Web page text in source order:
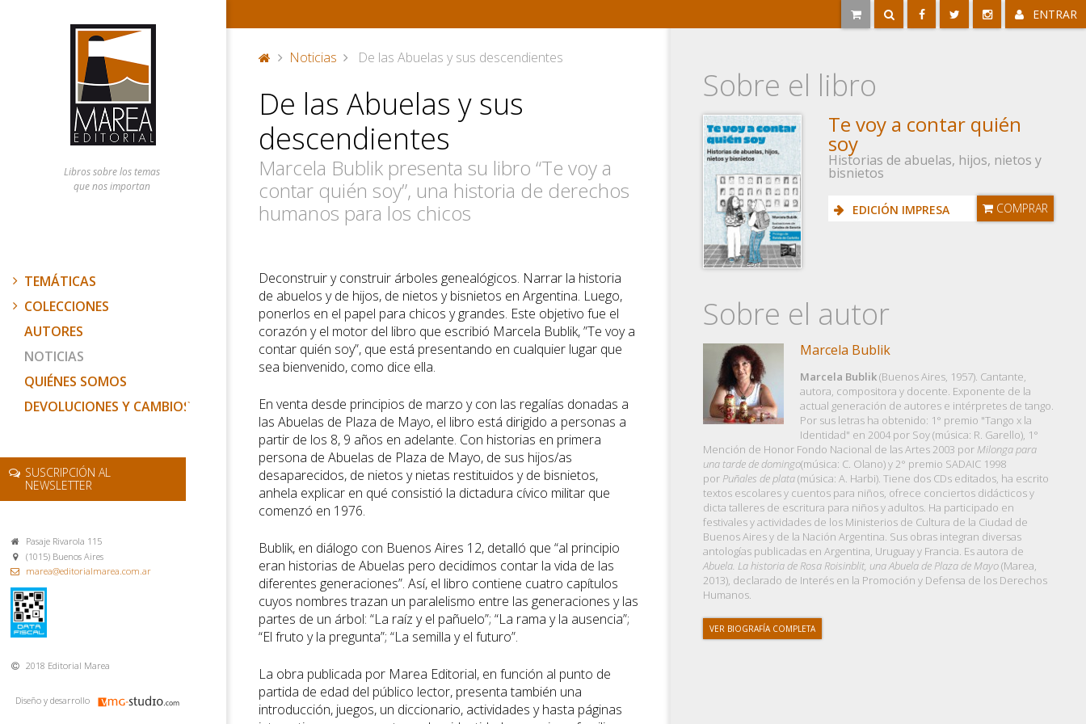
Libros sobre los temas
que nos importan
TEMÁTICAS
COLECCIONES
AUTORES
NOTICIAS
QUIÉNES SOMOS
DEVOLUCIONES Y CAMBIOS
SUSCRIPCIÓN AL
NEWSLETTER
Pasaje Rivarola 115
(1015) Buenos Aires
marea@editorialmarea.com.ar
2018 Editorial Marea
Diseño y desarrollo
ENTRAR
or
ta
d
a
Noticias De las Abuelas y sus descendientes
De las Abuelas y sus
descendientes
Marcela Bublik presenta su libro “Te voy a
contar quién soy”, una historia de derechos
humanos para los chicos
Deconstruir y construir árboles genealógicos. Narrar la historia
de abuelos y de hijos, de nietos y bisnietos en Argentina. Luego,
ponerlos en el papel para chicos y grandes. Este objetivo fue el
corazón y el motor del libro que escribió Marcela Bublik, ”Te voy a
contar quién soy”, que está presentando en cualquier lugar que
sea bienvenido, como dice ella.
En venta desde principios de marzo y con las regalías donadas a
las Abuelas de Plaza de Mayo, el libro está dirigido a personas a
partir de los 8, 9 años en adelante. Con historias en primera
persona de Abuelas de Plaza de Mayo, de sus hijos/as
desaparecidos, de nietos y nietas restituidos y de bisnietos,
anhela explicar en qué consistió la dictadura cívico militar que
comenzó en 1976.
Bublik, en diálogo con Buenos Aires 12, detalló que “al principio
eran historias de Abuelas pero decidimos contar la vida de las
diferentes generaciones”. Así, el libro contiene cuatro capítulos
cuyos nombres trazan un paralelismo entre las generaciones y las
partes de un árbol: “La raíz y el pañuelo”; “La rama y la ausencia”;
“El fruto y la pregunta”; “La semilla y el futuro”.
La obra publicada por Marea Editorial, en función al punto de
partida de edad del público lector, presenta también una
introducción, juegos, un diccionario, actividades y hasta páginas
Sobre el libro
Te voy a contar quién
soy
Historias de abuelas, hijos, nietos y
bisnietos
EDICIÓN IMPRESA COMPRAR
Sobre el autor
Marcela Bublik
Marcela Bublik(Buenos Aires, 1957). Cantante,
autora, compositora y docente. Exponente de la
actual generación de autores e intérpretes de tango.
Por sus letras ha obtenido: 1° premio "Tango x la
Identidad" en 2004 por Soy (música: R. Garello), 1°
Mención de Honor Fondo Nacional de las Artes 2003 porMilonga para
una tarde de domingo(música: C. Olano) y 2° premio SADAIC 1998
porPuñales de plata(música: A. Harbi). Tiene dos CDs editados, ha escrito
textos escolares y cuentos para niños, ofrece conciertos didácticos y
dicta talleres de escritura para niños y adultos. Ha participado en
festivales y actividades de los Ministerios de Cultura de la Ciudad de
Buenos Aires y de la Nación Argentina. Sus obras integran diversas
antologías publicadas en Argentina, Uruguay y Francia. Es autora de
Abuela. La historia de Rosa Roisinblit, una Abuela de Plaza de Mayo(Marea,
2013), declarado de Interés en la Promoción y Defensa de los Derechos
Humanos.
VER BIOGRAFÍA COMPLETA